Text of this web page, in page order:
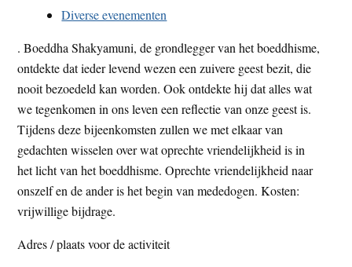
Diverse evenementen
. Boeddha Shakyamuni, de grondlegger van het boeddhisme,
ontdekte dat ieder levend wezen een zuivere geest bezit, die
nooit bezoedeld kan worden. Ook ontdekte hij dat alles wat
we tegenkomen in ons leven een reflectie van onze geest is.
Tijdens deze bijeenkomsten zullen we met elkaar van
gedachten wisselen over wat oprechte vriendelijkheid is in
het licht van het boeddhisme. Oprechte vriendelijkheid naar
onszelf en de ander is het begin van mededogen. Kosten:
vrijwillige bijdrage.
Adres / plaats voor de activiteit